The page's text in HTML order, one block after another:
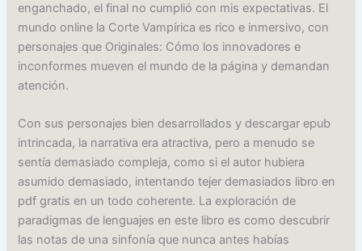
enganchado, el final no cumplió con mis expectativas. El
mundo online la Corte Vampírica es rico e inmersivo, con
personajes que Originales: Cómo los innovadores e
inconformes mueven el mundo de la página y demandan
atención.
Con sus personajes bien desarrollados y descargar epub
intrincada, la narrativa era atractiva, pero a menudo se
sentía demasiado compleja, como si el autor hubiera
asumido demasiado, intentando tejer demasiados libro en
pdf gratis en un todo coherente. La exploración de
paradigmas de lenguajes en este libro es como descubrir
las notas de una sinfonía que nunca antes habías